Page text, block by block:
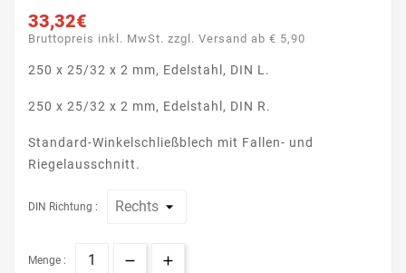
33,32€
Bruttopreis inkl. MwSt. zzgl. Versand ab € 5,90
250 x 25/32 x 2 mm, Edelstahl, DIN L.
250 x 25/32 x 2 mm, Edelstahl, DIN R.
Standard-Winkelschließblech mit Fallen- und
Riegelausschnitt.
DIN Richtung :
Menge :